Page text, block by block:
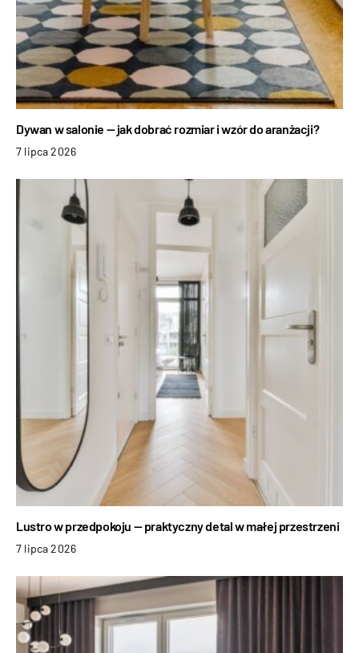
Dywan w salonie — jak dobrać rozmiar i wzór do aranżacji?
7 lipca 2026
Lustro w przedpokoju — praktyczny detal w małej przestrzeni
7 lipca 2026